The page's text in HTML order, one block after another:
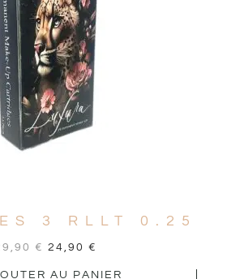
3 RLLT 0.25
€ 24,90 €
AU PANIER